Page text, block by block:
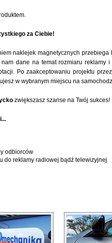
za Ciebie!
naklejek magnetycznych przebiega
dane na temat rozmiaru reklamy
Po zaakceptowaniu projektu
w wybranym miejscu na
zwiększasz szanse na Twój sukces!
odbiorców
do reklamy radiowej bądź telewizyjnej